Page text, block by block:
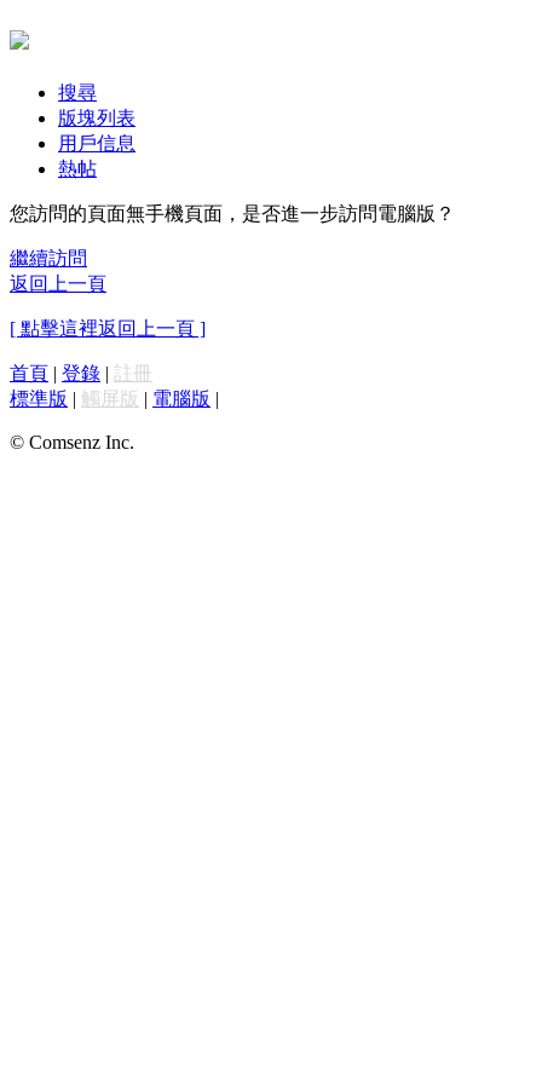
搜尋
版塊列表
用戶信息
熱帖
您訪問的頁面無手機頁面，是否進一步訪問電腦版？
繼續訪問
返回上一頁
[ 點擊這裡返回上一頁 ]
首頁 | 登錄 | 註冊
標準版 | 觸屏版 | 電腦版 |
© Comsenz Inc.